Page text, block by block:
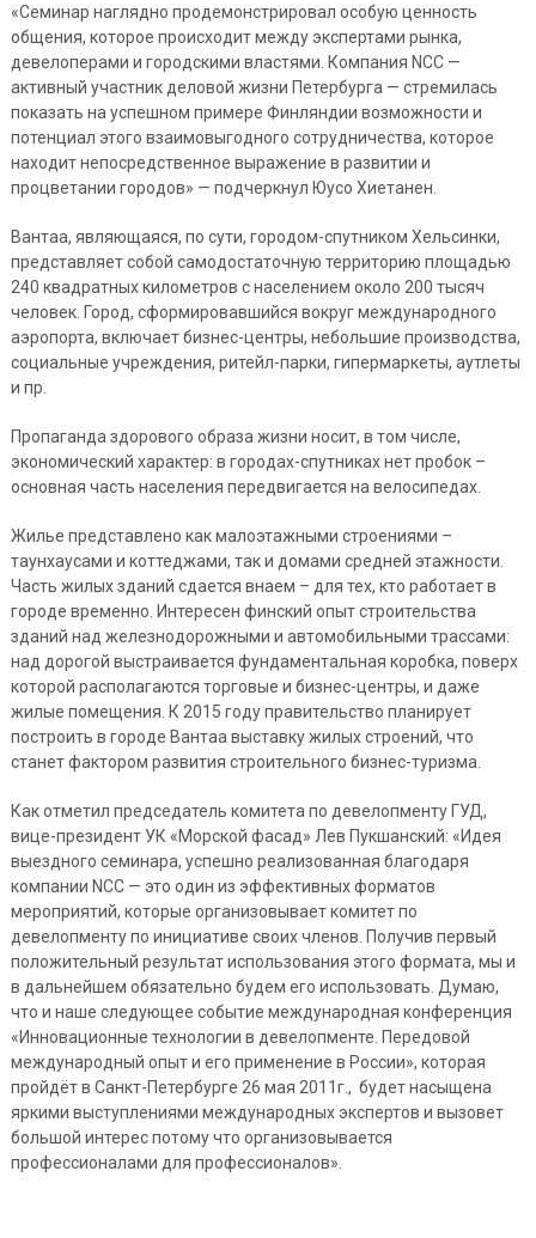
«Семинар наглядно продемонстрировал особую ценность
общения, которое происходит между экспертами рынка,
девелоперами и городскими властями. Компания NCC —
активный участник деловой жизни Петербурга — стремилась
показать на успешном примере Финляндии возможности и
потенциал этого взаимовыгодного сотрудничества, которое
находит непосредственное выражение в развитии и
процветании городов» — подчеркнул Юусо Хиетанен.
Вантаа, являющаяся, по сути, городом-спутником Хельсинки,
представляет собой самодостаточную территорию площадью
240 квадратных километров с населением около 200 тысяч
человек. Город, сформировавшийся вокруг международного
аэропорта, включает бизнес-центры, небольшие производства,
социальные учреждения, ритейл-парки, гипермаркеты, аутлеты
и пр.
Пропаганда здорового образа жизни носит, в том числе,
экономический характер: в городах-спутниках нет пробок –
основная часть населения передвигается на велосипедах.
Жилье представлено как малоэтажными строениями –
таунхаусами и коттеджами, так и домами средней этажности.
Часть жилых зданий сдается внаем – для тех, кто работает в
городе временно. Интересен финский опыт строительства
зданий над железнодорожными и автомобильными трассами:
над дорогой выстраивается фундаментальная коробка, поверх
которой располагаются торговые и бизнес-центры, и даже
жилые помещения. К 2015 году правительство планирует
построить в городе Вантаа выставку жилых строений, что
станет фактором развития строительного бизнес-туризма.
Как отметил председатель комитета по девелопменту ГУД,
вице-президент УК «Морской фасад» Лев Пукшанский: «Идея
выездного семинара, успешно реализованная благодаря
компании NCC — это один из эффективных форматов
мероприятий, которые организовывает комитет по
девелопменту по инициативе своих членов. Получив первый
положительный результат использования этого формата, мы и
в дальнейшем обязательно будем его использовать. Думаю,
что и наше следующее событие международная конференция
«Инновационные технологии в девелопменте. Передовой
международный опыт и его применение в России», которая
пройдёт в Санкт-Петербурге 26 мая 2011г., будет насыщена
яркими выступлениями международных экспертов и вызовет
большой интерес потому что организовывается
профессионалами для профессионалов».